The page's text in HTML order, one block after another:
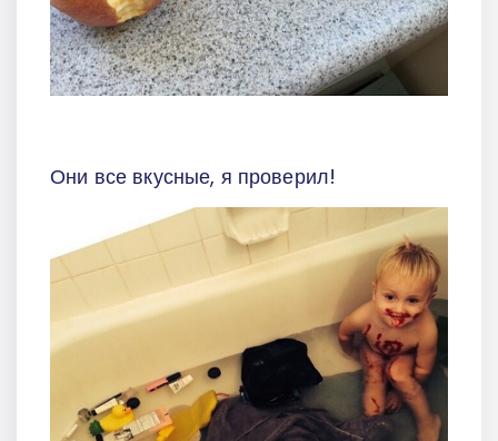
Они все вкусные, я проверил!